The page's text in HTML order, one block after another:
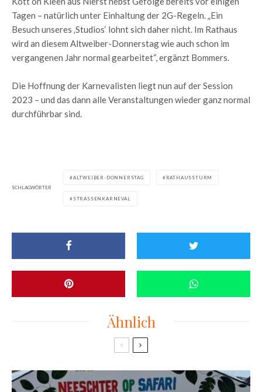
Tagen – natürlich unter Einhaltung der 2G-Regeln. „Ein
Besuch unseres ‚Studios‘ lohnt sich daher nicht. Im Rathaus
wird an diesem Altweiber-Donnerstag wie auch schon im
vergangenen Jahr normal gearbeitet“, ergänzt Bommers.
Die Hoffnung der Karnevalisten liegt nun auf der Session
2023 – und das dann alle Veranstaltungen wieder ganz normal
durchführbar sind.
SCHLAGWÖRTER
ALTWEIBER-DONNERSTAG RATHAUSSTURM
STRASSENKARNEVAL
Ähnlich